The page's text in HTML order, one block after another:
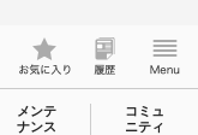
メンテ
ナンス
コミュ
ニティ